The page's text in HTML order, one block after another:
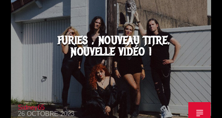
FURIES , NOUVEAU TITRE,
NOUVELLE VIDÉO !
Sidney65
26 OCTOBRE 2023